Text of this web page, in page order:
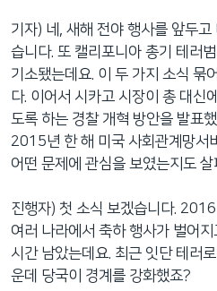
이
등
기자) 네, 새해 전야 행사를 앞두
습니다. 또 캘리포니아 총기 테러
기소됐는데요. 이 두 가지 소식 묶
다. 이어서 시카고 시장이 총 대신
도록 하는 경찰 개혁 방안을 발표
2015년 한 해 미국 사회관계망서
어떤 문제에 관심을 보였는지도 살
진행자) 첫 소식 보겠습니다.
여러 나라에서 축하 행사가 벌어
시간 남았는데요. 최근 잇단 테러
운데 당국이 경계를 강화했죠?